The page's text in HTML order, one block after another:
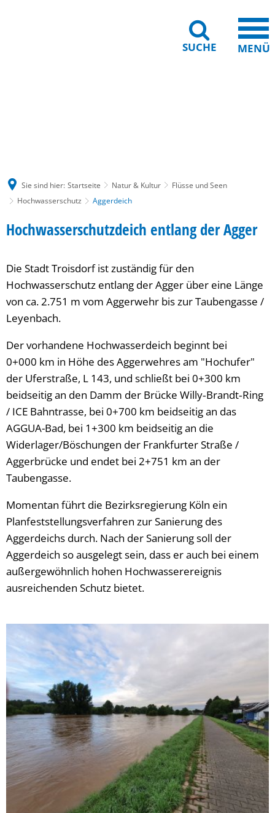
SUCHE MENÜ
Sie sind hier: Startseite Natur & Kultur
Flüsse und Seen
Hochwasserschutz
Aggerdeich
Aggerdeich
Hochwasserschutzdeich entlang der Agger
Die Stadt Troisdorf ist zuständig für den
Hochwasserschutz entlang der Agger über eine Länge
von ca. 2.751 m vom Aggerwehr bis zur Taubengasse /
Leyenbach.
Der vorhandene Hochwasserdeich beginnt bei
0+000 km in Höhe des Aggerwehres am "Hochufer"
der Uferstraße, L 143, und schließt bei 0+300 km
beidseitig an den Damm der Brücke Willy‑Brandt‑Ring
/ ICE Bahntrasse, bei 0+700 km beidseitig an das
AGGUA-Bad, bei 1+300 km beidseitig an die
Widerlager/Böschungen der Frankfurter Straße /
Aggerbrücke und endet bei 2+751 km an der
Taubengasse.
Momentan führt die Bezirksregierung Köln ein
Planfeststellungsverfahren zur Sanierung des
Aggerdeichs durch. Nach der Sanierung soll der
Aggerdeich so ausgelegt sein, dass er auch bei einem
außergewöhnlich hohen Hochwasserereignis
ausreichenden Schutz bietet.